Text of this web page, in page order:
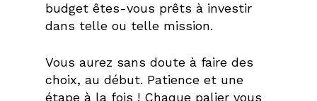
budget êtes-vous prêts à investir
dans telle ou telle mission.
Vous aurez sans doute à faire des
choix, au début. Patience et une
étape à la fois ! Chaque palier vous